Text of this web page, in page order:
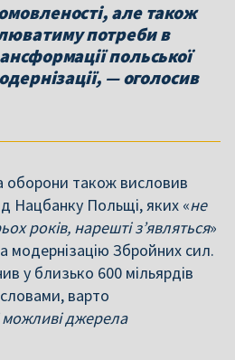
але також
потреби в
польської
— оголосив
оборони також висловив
Нацбанку Польщі, яких «не
років, нарешті з’являться»
модернізацію Збройних сил.
у близько 600 мільярдів
варто
можливі джерела